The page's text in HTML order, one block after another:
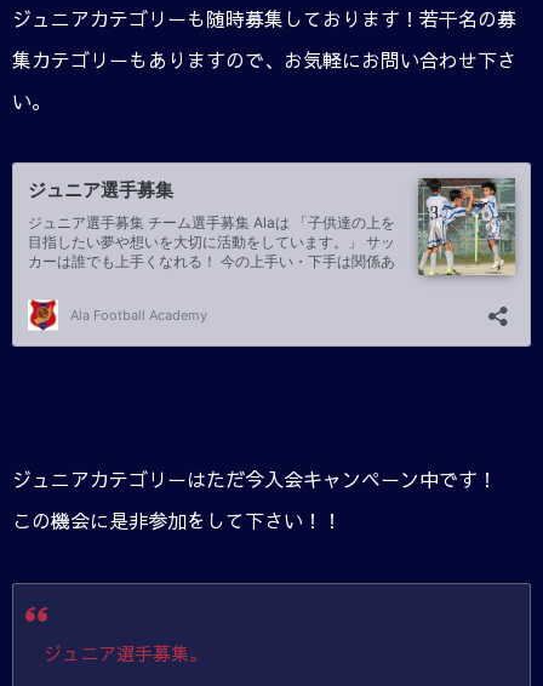
ジュニアカテゴリーも随時募集しております！若干名の募
集カテゴリーもありますので、お気軽にお問い合わせ下さ
い。
ジュニアカテゴリーはただ今入会キャンペーン中です！
この機会に是非参加をして下さい！！
ジュニア選手募集。